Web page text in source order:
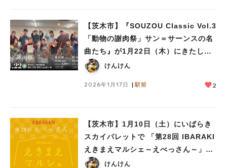
【茨木市】『SOUZOU Classic Vol.3
「動物の謝肉祭」サン＝サーンスの名
曲たち』が1月22日（木）にきたしん
ホールにて開催！
けんけん
2026年1月17日 駅前 2
【茨木市】1月10日（土）にいばらき
スカイパレットで 「第28回 IBARAKI
えきまえマルシェ～えべっさん～」が
開催！けんけん